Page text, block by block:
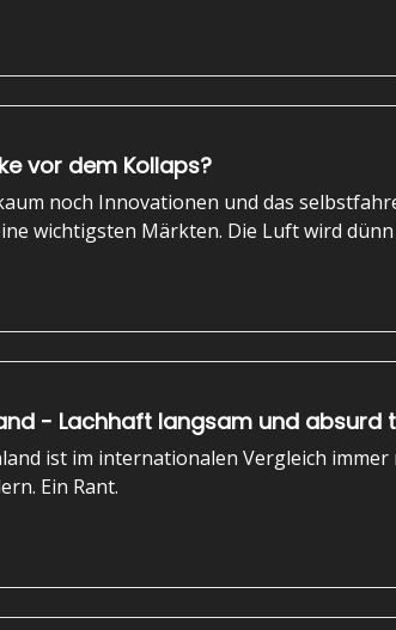
vor dem Kollaps?
noch Innovationen und das
wichtigsten Märkten. Die Luft wird
- Lachhaft langsam und absurd
ist im internationalen Vergleich
Ein Rant.